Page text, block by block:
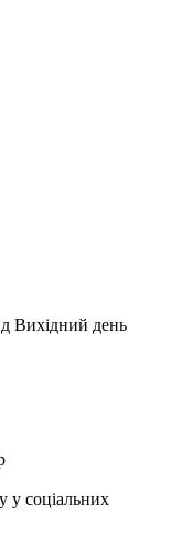
Вихідний день
у соціальних